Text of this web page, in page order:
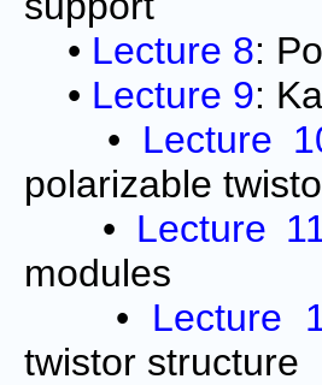
• Lecture 8:
• Lecture 9:
• Lecture
polarizable
• Lecture
modules
• Lecture
twistor structure